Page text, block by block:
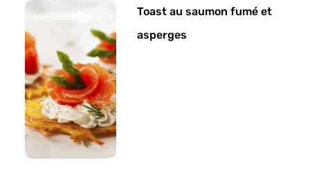
Toast au saumon fumé et
asperges